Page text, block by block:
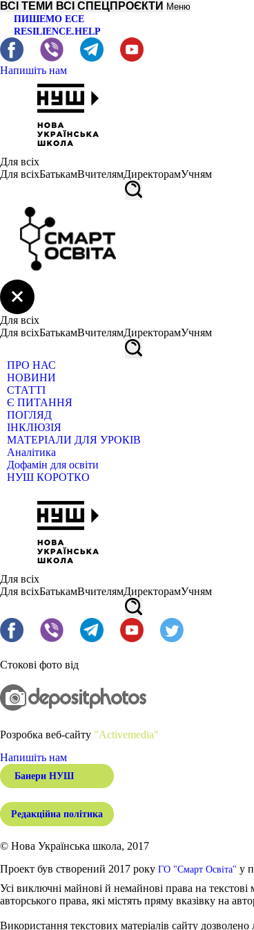
ВСІ ТЕМИ ВСІ СПЕЦПРОЄКТИ Меню
ПИШЕМО ЕСЕ
RESILIENCE.HELP
Напишіть нам
Для всіх
Для всіхБатькамВчителямДиректорамУчням
Для всіх
Для всіхБатькамВчителямДиректорамУчням
ПРО НАС
НОВИНИ
СТАТТІ
Є ПИТАННЯ
ПОГЛЯД
ІНКЛЮЗІЯ
МАТЕРІАЛИ ДЛЯ УРОКІВ
Аналітика
Дофамін для освіти
НУШ КОРОТКО
Для всіх
Для всіхБатькамВчителямДиректорамУчням
Стокові фото від
Розробка веб-сайту "Activemedia"
Напишіть нам
Банери НУШ
Редакційна політика
© Нова Українська школа, 2017
Проект був створений 2017 року ГО "Смарт Освіта" у
Усі виключні майнові й немайнові права на
авторського права, які містять пряму вказівку на
Використання текстових матеріалів сайту